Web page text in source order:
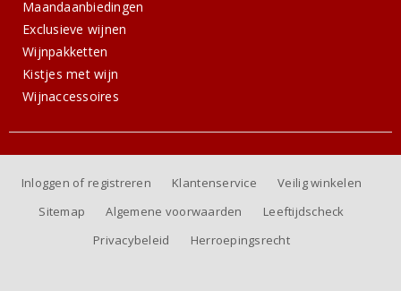
Maandaanbiedingen
Exclusieve wijnen
Wijnpakketten
Kistjes met wijn
Wijnaccessoires
Inloggen of registreren Klantenservice
Veilig winkelen
Sitemap
Algemene voorwaarden
Leeftijdscheck
Privacybeleid
Herroepingsrecht